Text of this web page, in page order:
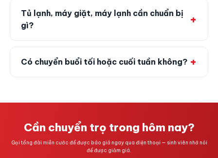
Tủ lạnh, máy giặt, máy lạnh cần chuẩn bị
gì?
Có chuyển buổi tối hoặc cuối tuần không?
Cần chuyển trọ trong hôm nay?
Gọi tổng đài miễn cước để được báo giá ngay qua điện thoại — sinh viên nhớ nói
để được giảm giá.